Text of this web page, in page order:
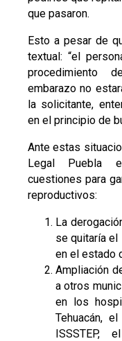
que pasaron.
Esto a pesar de
textual: “el
procedimiento
embarazo no
la solicitante,
en el principio de
Ante estas
Legal Puebla
cuestiones para
reproductivos:
La
se quitaría
en el estado
Ampliación
a otros
en los
Tehuacán,
ISSSTEP,